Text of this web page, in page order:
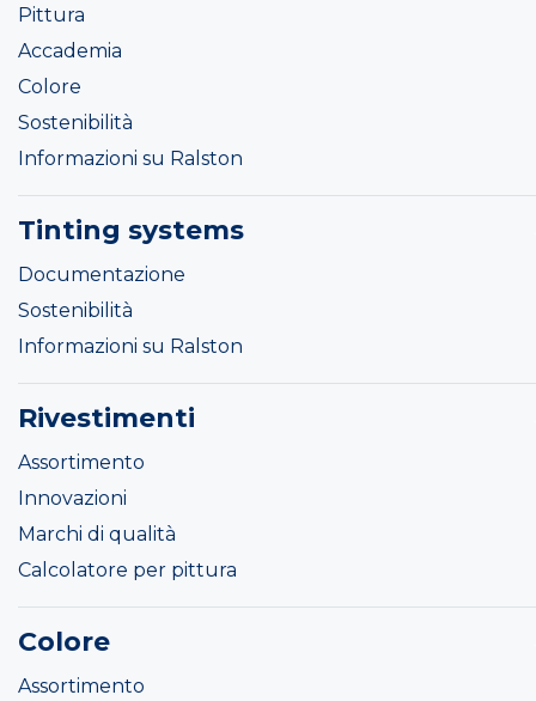
Pittura
Accademia
Colore
Sostenibilità
Informazioni su Ralston
Tinting systems
Documentazione
Sostenibilità
Informazioni su Ralston
Rivestimenti
Assortimento
Innovazioni
Marchi di qualità
Calcolatore per pittura
Colore
Assortimento